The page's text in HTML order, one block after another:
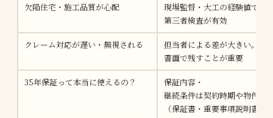
欠陥住宅・施工品質が心配
現場監督・大工の経験値で差
第三者検査が有効
クレーム対応が遅い・無視される
担当者による差が大きい。
書面で残すことが重要
35年保証って本当に使えるの？
保証内容・
継続条件は契約時期や物件に
（保証書・重要事項説明書で